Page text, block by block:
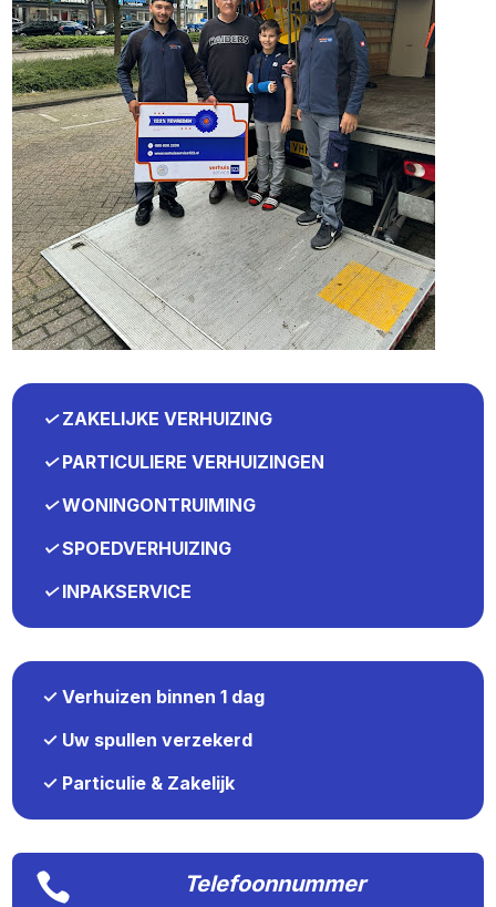
✓ZAKELIJKE VERHUIZING
✓PARTICULIERE VERHUIZINGEN
✓WONINGONTRUIMING
✓SPOEDVERHUIZING
✓INPAKSERVICE
✓ Verhuizen binnen 1 dag
✓ Uw spullen verzekerd
✓ Particulie & Zakelijk
 Telefoonnummer